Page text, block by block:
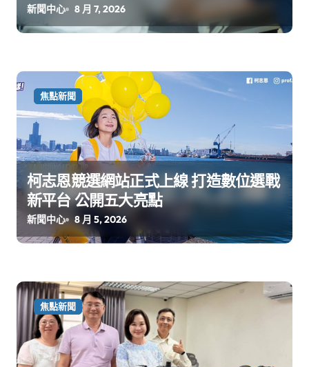
新聞中心 8 月 7, 2026
焦點新聞
柯志恩競選網站正式上線 打造數位選戰
新平台 公開五大亮點
新聞中心 8 月 5, 2026
焦點新聞